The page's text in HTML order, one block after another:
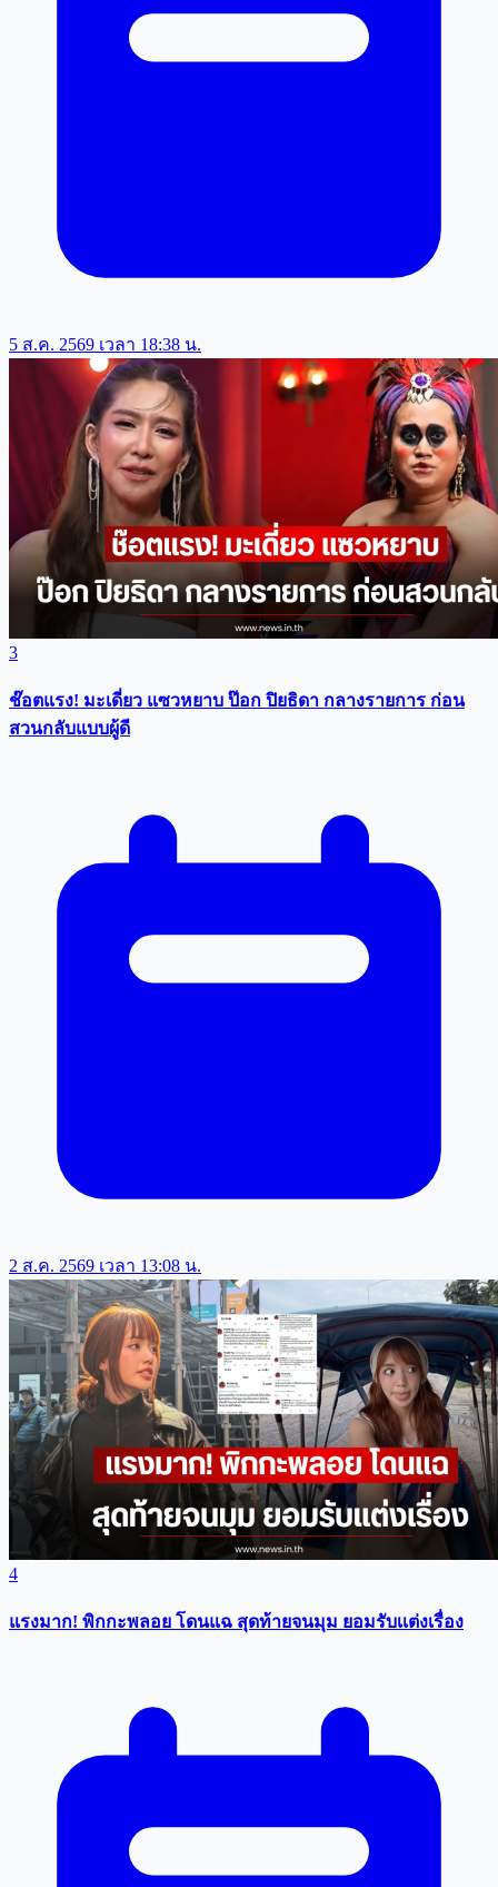
5 ส.ค. 2569 เวลา 18:38 น.
3
ช๊อตแรง! มะเดี่ยว แซวหยาบ ป๊อก ปิยธิดา กลางรายการ ก่อน
สวนกลับแบบผู้ดี
2 ส.ค. 2569 เวลา 13:08 น.
4
แรงมาก! พิกกะพลอย โดนแฉ สุดท้ายจนมุม ยอมรับเเต่งเรื่อง